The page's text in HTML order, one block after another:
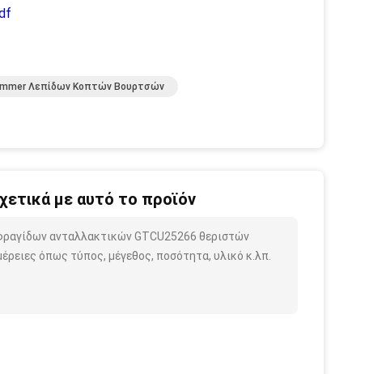
Λεπίδων Κοπτών Βουρτσών
με αυτό το προϊόν
ανταλλακτικών GTCU25266 θεριστών
όπως τύπος, μέγεθος, ποσότητα, υλικό κ.λπ.